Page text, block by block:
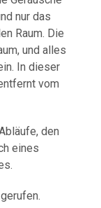
nur das
Raum. Die
und alles
In dieser
vom
den
eines